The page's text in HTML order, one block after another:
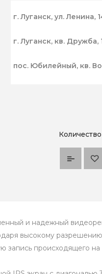
г. Луганск, ул. Ленина,
г. Луганск, кв. Дружба,
пос. Юбилейный, кв.
Количество
и надежный
высокому
запись происходящего на